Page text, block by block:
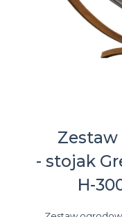
Zestaw
- stojak
H-